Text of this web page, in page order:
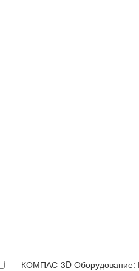
КОМПАС-3D Оборудование: